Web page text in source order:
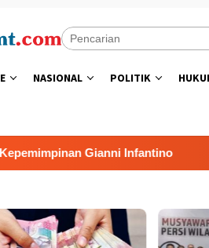
NASIONAL POLITIK
Gianni Infantino